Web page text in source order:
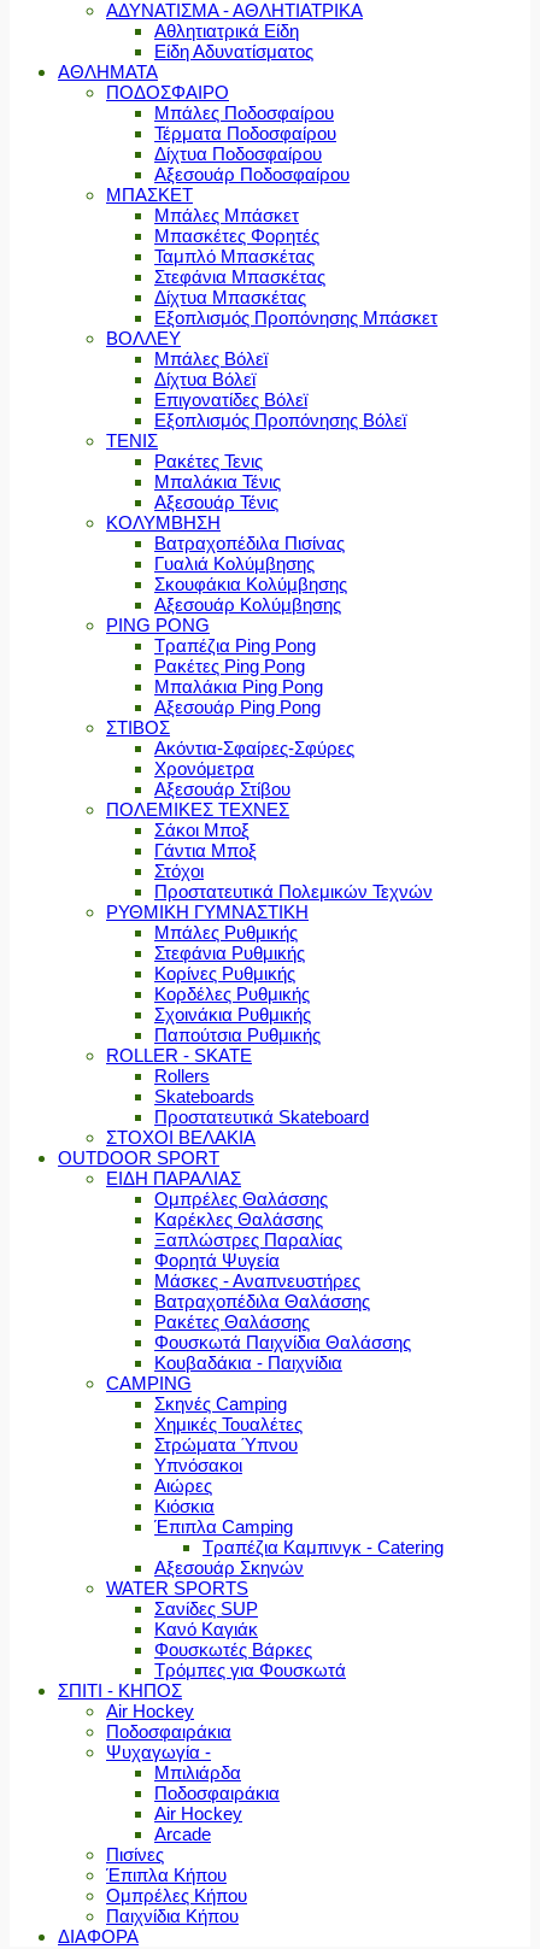
ΑΔΥΝΑΤΙΣΜΑ - ΑΘΛΗΤΙΑΤΡΙΚΑ
Αθλητιατρικά Είδη
Είδη Αδυνατίσματος
ΑΘΛΗΜΑΤΑ
ΠΟΔΟΣΦΑΙΡΟ
Μπάλες Ποδοσφαίρου
Τέρματα Ποδοσφαίρου
Δίχτυα Ποδοσφαίρου
Αξεσουάρ Ποδοσφαίρου
ΜΠΑΣΚΕΤ
Μπάλες Μπάσκετ
Μπασκέτες Φορητές
Ταμπλό Μπασκέτας
Στεφάνια Μπασκέτας
Δίχτυα Μπασκέτας
Εξοπλισμός Προπόνησης Μπάσκετ
ΒΟΛΛΕΥ
Μπάλες Βόλεϊ
Δίχτυα Βόλεϊ
Επιγονατίδες Βόλεϊ
Εξοπλισμός Προπόνησης Βόλεϊ
ΤΕΝΙΣ
Ρακέτες Τενις
Μπαλάκια Τένις
Αξεσουάρ Τένις
ΚΟΛΥΜΒΗΣΗ
Βατραχοπέδιλα Πισίνας
Γυαλιά Κολύμβησης
Σκουφάκια Κολύμβησης
Αξεσουάρ Κολύμβησης
PING PONG
Τραπέζια Ping Pong
Ρακέτες Ping Pong
Μπαλάκια Ping Pong
Αξεσουάρ Ping Pong
ΣΤΙΒΟΣ
Ακόντια-Σφαίρες-Σφύρες
Χρονόμετρα
Αξεσουάρ Στίβου
ΠΟΛΕΜΙΚΕΣ ΤΕΧΝΕΣ
Σάκοι Μποξ
Γάντια Μποξ
Στόχοι
Προστατευτικά Πολεμικών Τεχνών
ΡΥΘΜΙΚΗ ΓΥΜΝΑΣΤΙΚΗ
Μπάλες Ρυθμικής
Στεφάνια Ρυθμικής
Κορίνες Ρυθμικής
Κορδέλες Ρυθμικής
Σχοινάκια Ρυθμικής
Παπούτσια Ρυθμικής
ROLLER - SKATE
Rollers
Skateboards
Προστατευτικά Skateboard
ΣΤΟΧΟΙ ΒΕΛΑΚΙΑ
OUTDOOR SPORT
ΕΙΔΗ ΠΑΡΑΛΙΑΣ
Ομπρέλες Θαλάσσης
Καρέκλες Θαλάσσης
Ξαπλώστρες Παραλίας
Φορητά Ψυγεία
Μάσκες - Αναπνευστήρες
Βατραχοπέδιλα Θαλάσσης
Ρακέτες Θαλάσσης
Φουσκωτά Παιχνίδια Θαλάσσης
Κουβαδάκια - Παιχνίδια
CAMPING
Σκηνές Camping
Χημικές Τουαλέτες
Στρώματα Ύπνου
Υπνόσακοι
Αιώρες
Κιόσκια
Έπιπλα Camping
Τραπέζια Καμπινγκ - Catering
Αξεσουάρ Σκηνών
WATER SPORTS
Σανίδες SUP
Κανό Καγιάκ
Φουσκωτές Βάρκες
Τρόμπες για Φουσκωτά
ΣΠΙΤΙ - ΚΗΠΟΣ
Air Hockey
Ποδοσφαιράκια
Ψυχαγωγία -
Μπιλιάρδα
Ποδοσφαιράκια
Air Hockey
Arcade
Πισίνες
Έπιπλα Κήπου
Ομπρέλες Κήπου
Παιχνίδια Κήπου
ΔΙΑΦΟΡΑ